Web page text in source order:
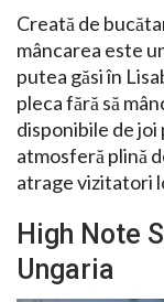
Creată de
mâncarea este
putea găsi în
pleca fără să
disponibile de joi
atmosferă plină
atrage vizitatori
High Note
Ungaria